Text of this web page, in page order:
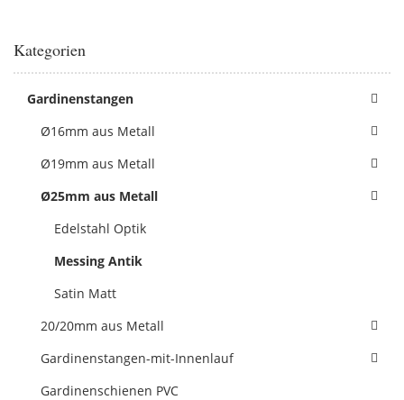
Kategorien
Gardinenstangen
Ø16mm aus Metall
Ø19mm aus Metall
Ø25mm aus Metall
Edelstahl Optik
Messing Antik
Satin Matt
20/20mm aus Metall
Gardinenstangen-mit-Innenlauf
Gardinenschienen PVC